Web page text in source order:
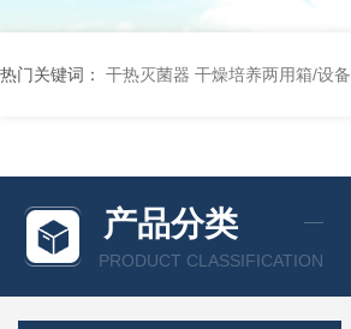
热门关键词： 干热灭菌器 干燥培养两用箱/设备
产品分类
PRODUCT CLASSIFICATION